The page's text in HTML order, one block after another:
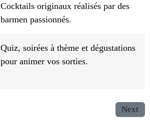
Cocktails originaux réalisés par des
barmen passionnés.
Quiz, soirées à thème et dégustations
pour animer vos sorties.
Next